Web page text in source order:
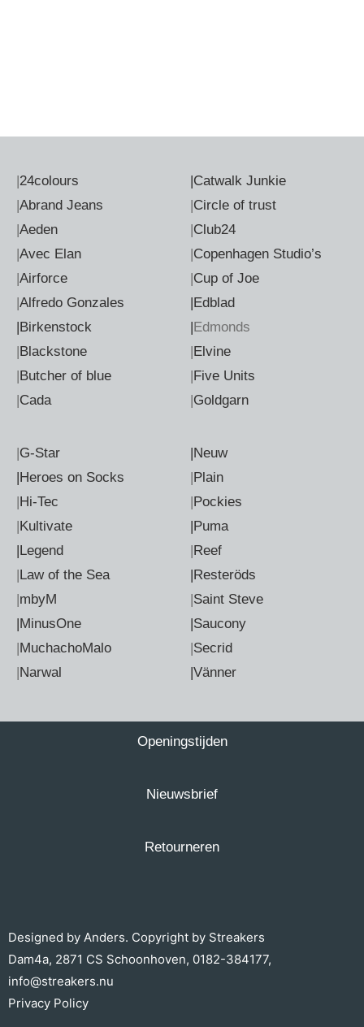
|24colours
|Abrand Jeans
|Aeden
|Avec Elan
|Airforce
|Alfredo Gonzales
|Birkenstock
|Blackstone
|Butcher of blue
|Cada
|Catwalk Junkie
|Circle of trust
|Club24
|Copenhagen Studio’s
|Cup of Joe
|Edblad
|Edmonds
|Elvine
|Five Units
|Goldgarn
|G-Star
|Heroes on Socks
|Hi-Tec
|Kultivate
|Legend
|Law of the Sea
|mbyM
|MinusOne
|MuchachoMalo
|Narwal
|Neuw
|Plain
|Pockies
|Puma
|Reef
|Resteröds
|Saint Steve
|Saucony
|Secrid
|Vänner
Openingstijden
Nieuwsbrief
Retourneren
Designed by Anders. Copyright by Streakers
Dam4a, 2871 CS Schoonhoven, 0182-384177,
info@streakers.nu
Privacy Policy